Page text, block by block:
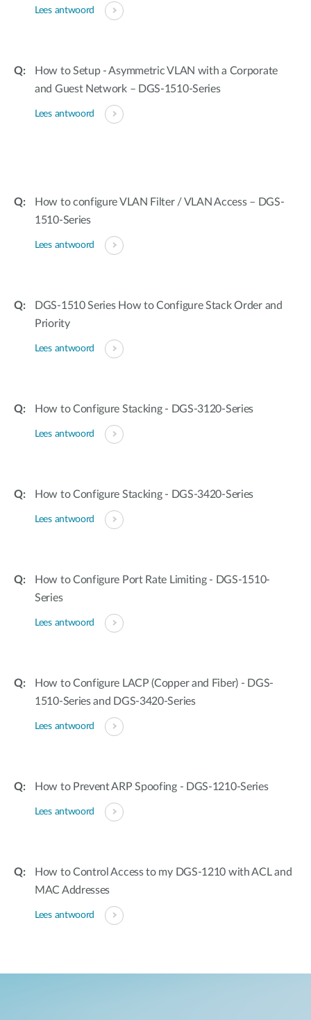
Lees antwoord
How to Setup - Asymmetric VLAN with a Corporate
and Guest Network – DGS-1510-Series
Lees antwoord
How to configure VLAN Filter / VLAN Access – DGS-
1510-Series
Lees antwoord
DGS-1510 Series How to Configure Stack Order and
Priority
Lees antwoord
How to Configure Stacking - DGS-3120-Series
Lees antwoord
How to Configure Stacking - DGS-3420-Series
Lees antwoord
How to Configure Port Rate Limiting - DGS-1510-
Series
Lees antwoord
How to Configure LACP (Copper and Fiber) - DGS-
1510-Series and DGS-3420-Series
Lees antwoord
How to Prevent ARP Spoofing - DGS-1210-Series
Lees antwoord
How to Control Access to my DGS-1210 with ACL and
MAC Addresses
Lees antwoord